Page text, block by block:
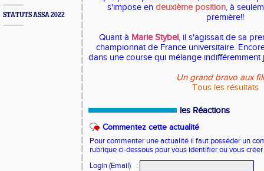
STATUTS ASSA 2022
s'impose en deuxième position, à
première!!
Quant à Marie Stybel, il s'agissait de sa
championnat de France universitaire.
dans une course qui mélange
Un grand bravo aux
Tous les résultats
les Réactions
Commentez cette actualité
Pour commenter une actualité il faut posséder un
rubrique ci-dessous pour vous identifier ou vous
Login (Email)
: